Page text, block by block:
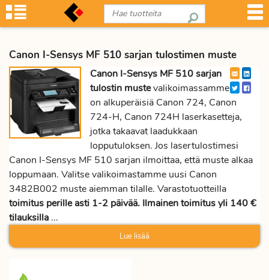
Canon I-Sensys MF 510 sarjan tulostimen muste
Canon I-Sensys MF 510 sarjan
tulostin mustevalikoimassamme
on alkuperäisiä Canon 724, Canon
724-H, Canon 724H laserkasetteja,
jotka takaavat laadukkaan
lopputuloksen. Jos lasertulostimesi
Canon I-Sensys MF 510 sarjan ilmoittaa, että muste alkaa
loppumaan. Valitse valikoimastamme uusi Canon
3482B002 muste aiemman tilalle. Varastotuotteilla
toimitus perille asti 1-2 päivää. Ilmainen toimitus yli 140 €
tilauksilla ...
Lue lisää